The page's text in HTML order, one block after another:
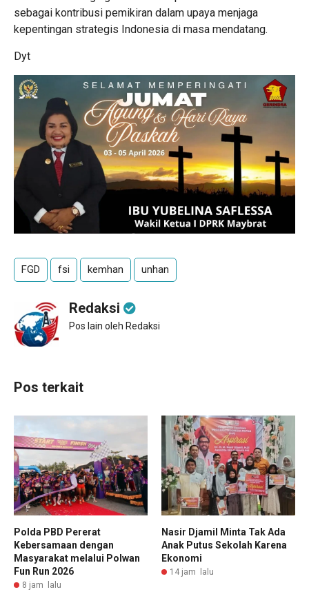
sebagai kontribusi pemikiran dalam upaya menjaga
kepentingan strategis Indonesia di masa mendatang.
Dyt
FGD fsi kemhan unhan
Redaksi
Pos lain oleh Redaksi
Pos terkait
Polda PBD Pererat
Kebersamaan dengan
Masyarakat melalui Polwan
Fun Run 2026
8 jam lalu
Nasir Djamil Minta Tak Ada
Anak Putus Sekolah Karena
Ekonomi
14 jam lalu